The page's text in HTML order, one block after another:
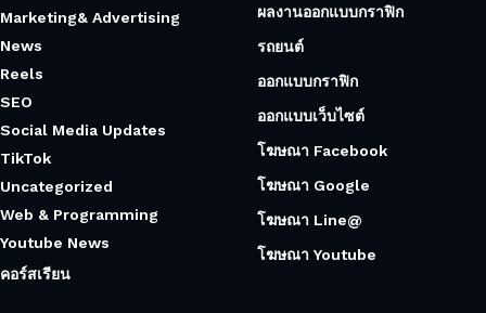
Marketing& Advertising
News
Reels
SEO
Social Media Updates
TikTok
Uncategorized
Web & Programming
Youtube News
คอร์สเรียน
ผลงานออกแบบกราฟิก
รถยนต์
ออกแบบกราฟิก
ออกแบบเว็บไซต์
โฆษณา Facebook
โฆษณา Google
โฆษณา Line@
โฆษณา Youtube